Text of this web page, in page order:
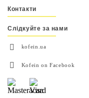
Контакти
Слідкуйте за нами
kofein.ua
Kofein on Facebook